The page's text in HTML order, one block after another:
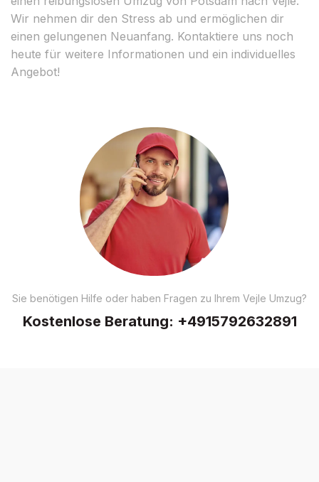
Wir nehmen dir den Stress ab und ermöglichen dir
einen gelungenen Neuanfang. Kontaktiere uns noch
heute für weitere Informationen und ein individuelles
Angebot!
Sie benötigen Hilfe oder haben Fragen zu Ihrem Vejle Umzug?
Kostenlose Beratung: +4915792632891